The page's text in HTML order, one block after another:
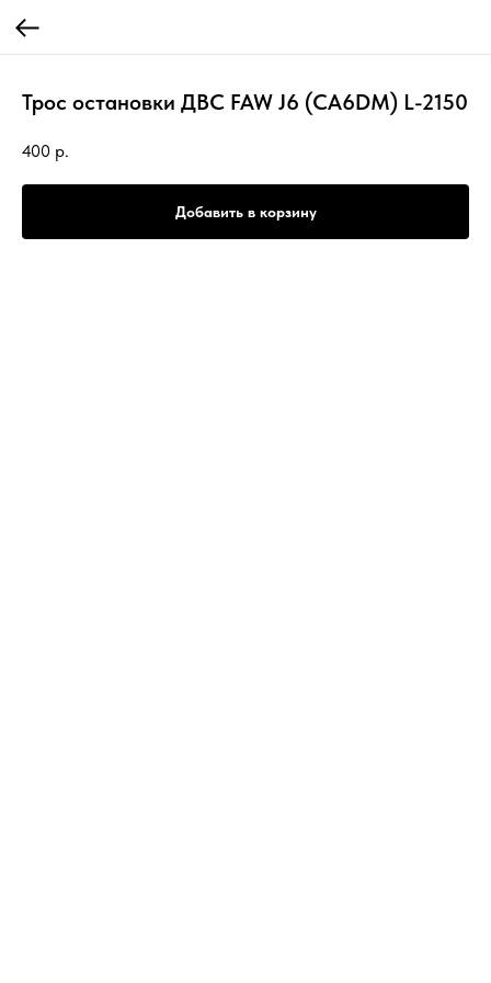
Трос остановки ДВС FAW J6 (CA6DM) L-2150
400 р.
Добавить в корзину